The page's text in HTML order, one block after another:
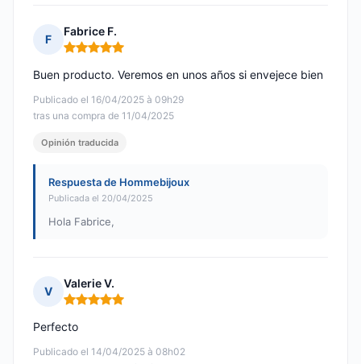
F
Fabrice F.
Nota: 5 de 5
Publicado el 16/04/2025 à 09h29
tras una compra de 11/04/2025
Buen producto. Veremos en unos años si envejece bien
Opinión traducida
Respuesta de Hommebijoux
Publicada el 20/04/2025
Hola Fabrice,
V
Valerie V.
Nota: 5 de 5
Publicado el 14/04/2025 à 08h02
Perfecto